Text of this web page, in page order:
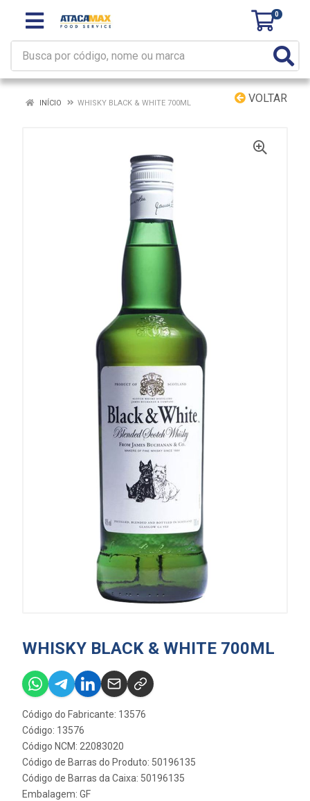
0
VOLTAR
INÍCIO WHISKY BLACK & WHITE 700ML
WHISKY BLACK & WHITE 700ML
Código do Fabricante: 13576
Código: 13576
Código NCM: 22083020
Código de Barras do Produto: 50196135
Código de Barras da Caixa: 50196135
Embalagem: GF